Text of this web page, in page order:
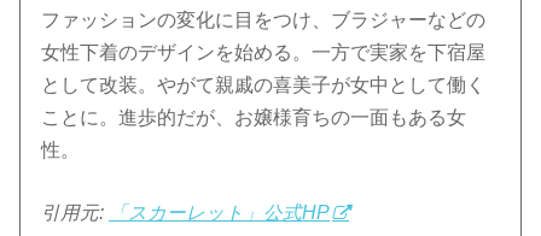
ファッションの変化に目をつけ、ブラジャーなどの
女性下着のデザインを始める。一方で実家を下宿屋
として改装。やがて親戚の喜美子が女中として働く
ことに。進歩的だが、お嬢様育ちの一面もある女
性。
引用元: 「スカーレット」公式HP